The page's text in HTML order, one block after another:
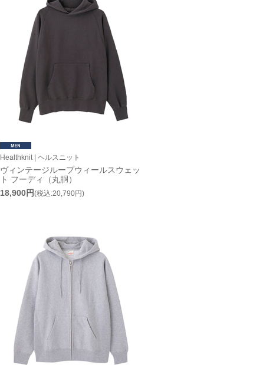
Healthknit | ヘルスニット
ヴィンテージループウィールスウェッ
ト フーディ（丸胴）
18,900円(税込:20,790円)